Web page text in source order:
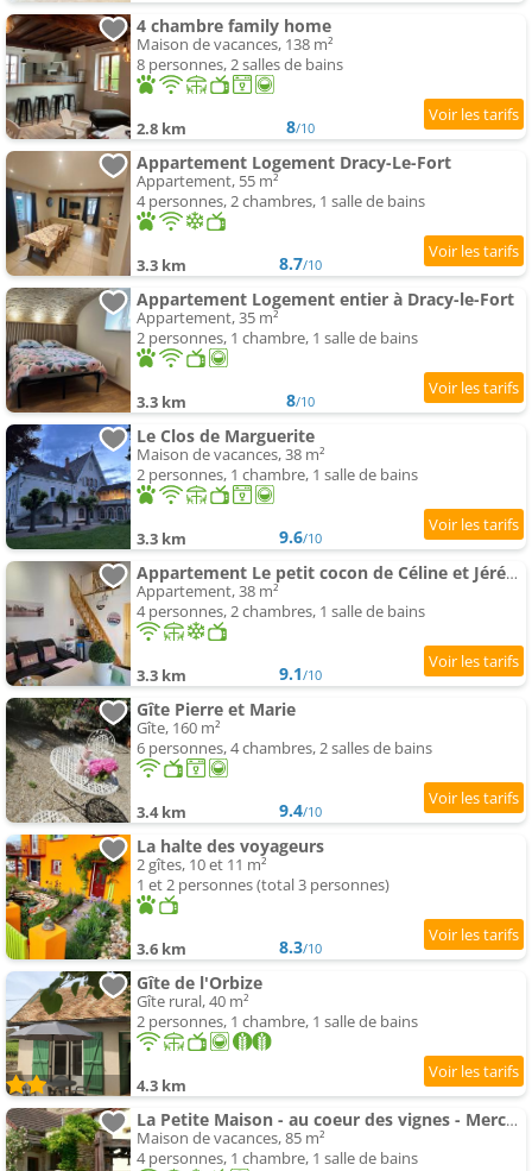
4 chambre family home
Maison de vacances, 138 m²
8 personnes, 2 salles de bains
2.8 km 8/10
Appartement Logement Dracy-Le-Fort
Appartement, 55 m²
4 personnes, 2 chambres, 1 salle de bains
3.3 km 8.7/10
Appartement Logement entier à Dracy-le-Fort
Appartement, 35 m²
2 personnes, 1 chambre, 1 salle de bains
3.3 km 8/10
Le Clos de Marguerite
Maison de vacances, 38 m²
2 personnes, 1 chambre, 1 salle de bains
3.3 km 9.6/10
Appartement Le petit cocon de Céline et Jérémy
Appartement, 38 m²
4 personnes, 2 chambres, 1 salle de bains
3.3 km 9.1/10
Gîte Pierre et Marie
Gîte, 160 m²
6 personnes, 4 chambres, 2 salles de bains
3.4 km 9.4/10
La halte des voyageurs
2 gîtes, 10 et 11 m²
1 et 2 personnes (total 3 personnes)
3.6 km 8.3/10
Gîte de l'Orbize
Gîte rural, 40 m²
2 personnes, 1 chambre, 1 salle de bains
4.3 km
La Petite Maison - au coeur des vignes - Mercurey
Maison de vacances, 85 m²
4 personnes, 1 chambre, 1 salle de bains